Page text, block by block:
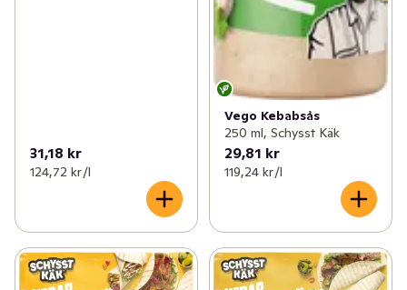
31,18 kr
124,72 kr /l
Vego Kebabsås
250 ml, Schysst Käk
29,81 kr
119,24 kr /l